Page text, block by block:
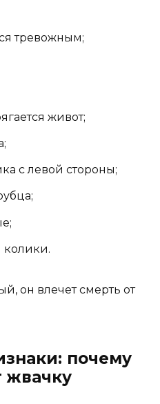
тревожным;
живот;
с левой стороны;
колики.
он влечет смерть от
почему
жвачку